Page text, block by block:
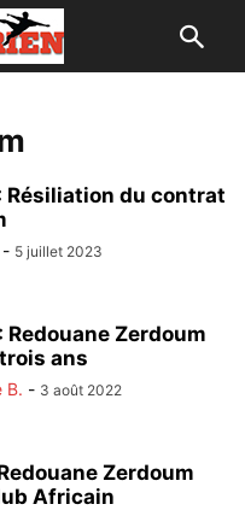
Résiliation du contrat
- 5 juillet 2023
Redouane Zerdoum
ans
B. - 3 août 2022
Zerdoum
Africain